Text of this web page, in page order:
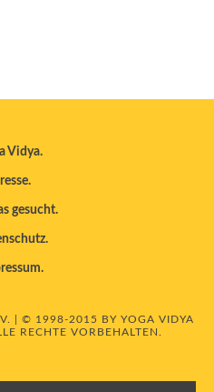
Vidya
gesucht
| © 1998-2015 BY YOGA VIDYA
RECHTE VORBEHALTEN.